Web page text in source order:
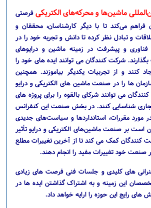
ماشین‌ها و محرکه‌های الکتریکی فرصتی
فراهم می‌کند تا با دیگر کارشناسان، محققان و
و تبادل نظر کرده تا دانش و تجربه خود را در
فناوری و پیشرفت در زمینه ماشین و درایوهای
بگذارند. شرکت کنندگان می توانند ایده های خود را
کنند و از تجربیات یکدیگر بیاموزند. همچنین
ها را در صنعت ماشین های الکتریکی و درایو
می توانند شرکای بالقوه را برای پروژه های
شناسایی کنند. در بخش صنعت این کنفرانس
مورد مقررات، استانداردها و سیاست‌های جدیدی
است بر صنعت ماشین‌های الکتریکی و درایو تأثیر
کنندگان کمک می کند تا از آخرین تغییرات مطلع
خود تغییرات مفید را انجام دهند.
های کلیدی و جلسات فنی فرصت های زیادی
این زمینه و به اشتراک گذاشتن ایده ها در
رایج این حوزه را ارایه خواهد داد.